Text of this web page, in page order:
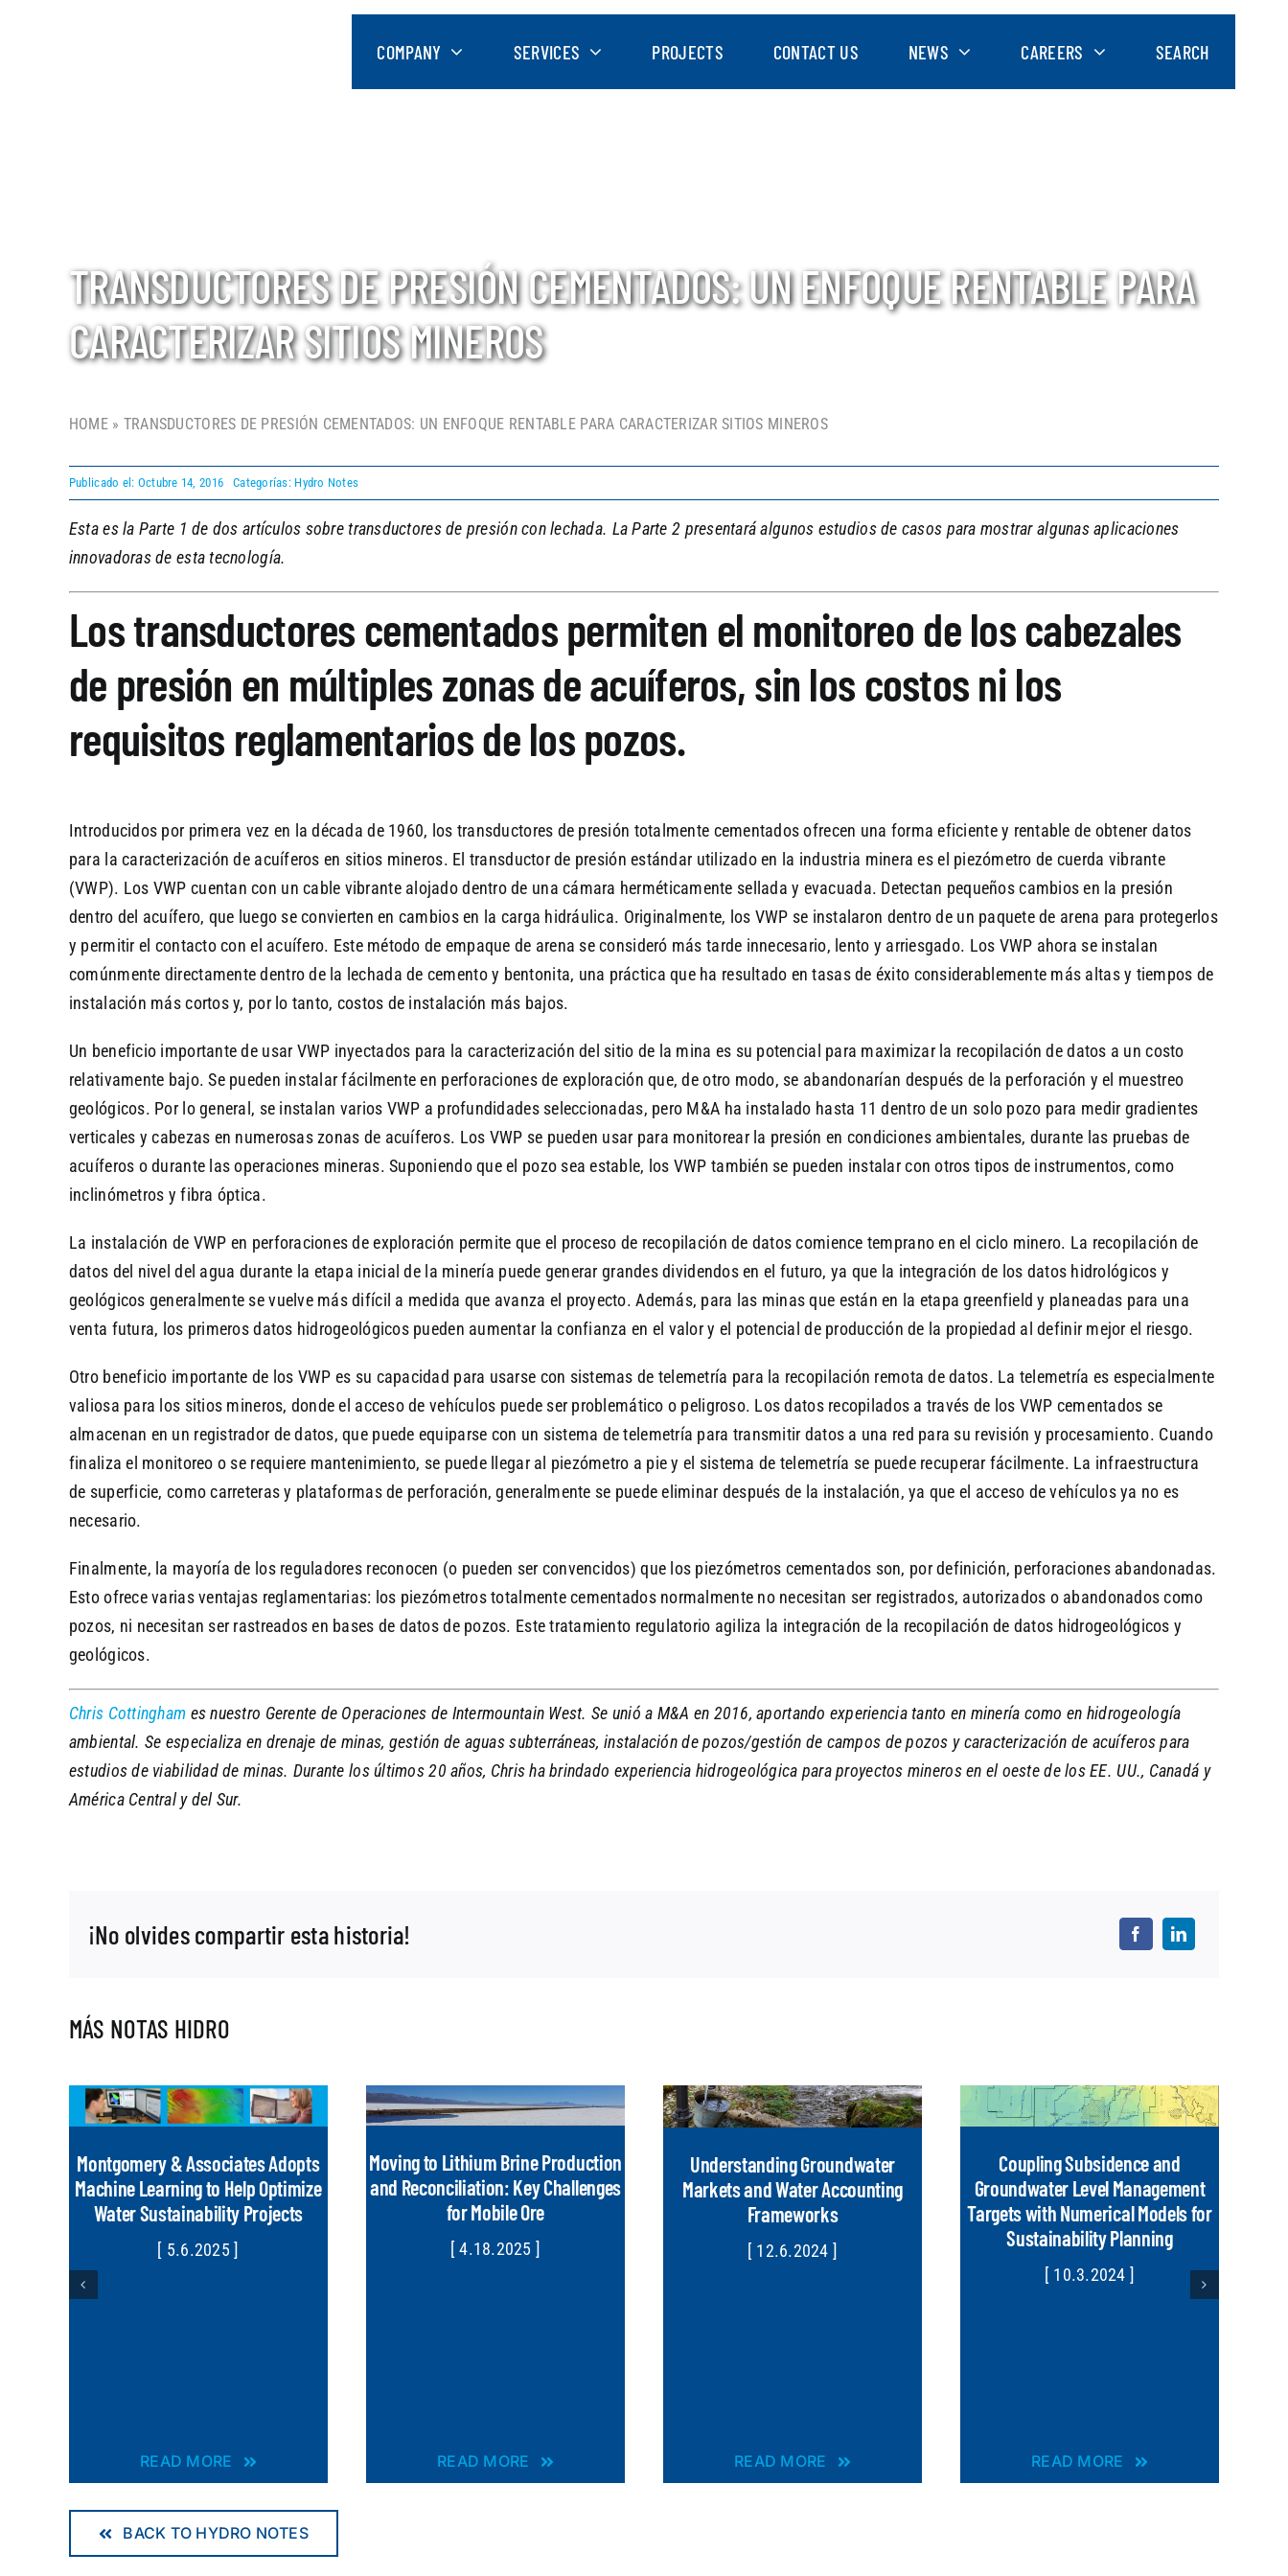
COMPANY SERVICES PROJECTS CONTACT US NEWS CAREERS SEARCH
TRANSDUCTORES DE PRESIÓN CEMENTADOS: UN ENFOQUE RENTABLE PARA
CARACTERIZAR SITIOS MINEROS
HOME » TRANSDUCTORES DE PRESIÓN CEMENTADOS: UN ENFOQUE RENTABLE PARA CARACTERIZAR SITIOS MINEROS
Publicado el: Octubre 14, 2016 Categorías: Hydro Notes
Esta es la Parte 1 de dos artículos sobre transductores de presión con lechada. La Parte 2 presentará algunos estudios de casos para mostrar algunas aplicaciones
innovadoras de esta tecnología.
Los transductores cementados permiten el monitoreo de los cabezales
de presión en múltiples zonas de acuíferos, sin los costos ni los
requisitos reglamentarios de los pozos.
Introducidos por primera vez en la década de 1960, los transductores de presión totalmente cementados ofrecen una forma eficiente y rentable de obtener datos
para la caracterización de acuíferos en sitios mineros. El transductor de presión estándar utilizado en la industria minera es el piezómetro de cuerda vibrante
(VWP). Los VWP cuentan con un cable vibrante alojado dentro de una cámara herméticamente sellada y evacuada. Detectan pequeños cambios en la presión
dentro del acuífero, que luego se convierten en cambios en la carga hidráulica. Originalmente, los VWP se instalaron dentro de un paquete de arena para protegerlos
y permitir el contacto con el acuífero. Este método de empaque de arena se consideró más tarde innecesario, lento y arriesgado. Los VWP ahora se instalan
comúnmente directamente dentro de la lechada de cemento y bentonita, una práctica que ha resultado en tasas de éxito considerablemente más altas y tiempos de
instalación más cortos y, por lo tanto, costos de instalación más bajos.
Un beneficio importante de usar VWP inyectados para la caracterización del sitio de la mina es su potencial para maximizar la recopilación de datos a un costo
relativamente bajo. Se pueden instalar fácilmente en perforaciones de exploración que, de otro modo, se abandonarían después de la perforación y el muestreo
geológicos. Por lo general, se instalan varios VWP a profundidades seleccionadas, pero M&A ha instalado hasta 11 dentro de un solo pozo para medir gradientes
verticales y cabezas en numerosas zonas de acuíferos. Los VWP se pueden usar para monitorear la presión en condiciones ambientales, durante las pruebas de
acuíferos o durante las operaciones mineras. Suponiendo que el pozo sea estable, los VWP también se pueden instalar con otros tipos de instrumentos, como
inclinómetros y fibra óptica.
La instalación de VWP en perforaciones de exploración permite que el proceso de recopilación de datos comience temprano en el ciclo minero. La recopilación de
datos del nivel del agua durante la etapa inicial de la minería puede generar grandes dividendos en el futuro, ya que la integración de los datos hidrológicos y
geológicos generalmente se vuelve más difícil a medida que avanza el proyecto. Además, para las minas que están en la etapa greenfield y planeadas para una
venta futura, los primeros datos hidrogeológicos pueden aumentar la confianza en el valor y el potencial de producción de la propiedad al definir mejor el riesgo.
Otro beneficio importante de los VWP es su capacidad para usarse con sistemas de telemetría para la recopilación remota de datos. La telemetría es especialmente
valiosa para los sitios mineros, donde el acceso de vehículos puede ser problemático o peligroso. Los datos recopilados a través de los VWP cementados se
almacenan en un registrador de datos, que puede equiparse con un sistema de telemetría para transmitir datos a una red para su revisión y procesamiento. Cuando
finaliza el monitoreo o se requiere mantenimiento, se puede llegar al piezómetro a pie y el sistema de telemetría se puede recuperar fácilmente. La infraestructura
de superficie, como carreteras y plataformas de perforación, generalmente se puede eliminar después de la instalación, ya que el acceso de vehículos ya no es
necesario.
Finalmente, la mayoría de los reguladores reconocen (o pueden ser convencidos) que los piezómetros cementados son, por definición, perforaciones abandonadas.
Esto ofrece varias ventajas reglamentarias: los piezómetros totalmente cementados normalmente no necesitan ser registrados, autorizados o abandonados como
pozos, ni necesitan ser rastreados en bases de datos de pozos. Este tratamiento regulatorio agiliza la integración de la recopilación de datos hidrogeológicos y
geológicos.
Chris Cottingham es nuestro Gerente de Operaciones de Intermountain West. Se unió a M&A en 2016, aportando experiencia tanto en minería como en hidrogeología
ambiental. Se especializa en drenaje de minas, gestión de aguas subterráneas, instalación de pozos/gestión de campos de pozos y caracterización de acuíferos para
estudios de viabilidad de minas. Durante los últimos 20 años, Chris ha brindado experiencia hidrogeológica para proyectos mineros en el oeste de los EE. UU., Canadá y
América Central y del Sur.
¡No olvides compartir esta historia!
MÁS NOTAS HIDRO
Montgomery & Associates Adopts
Machine Learning to Help Optimize
Water Sustainability Projects
[ 5.6.2025 ]
READ MORE
Moving to Lithium Brine Production
and Reconciliation: Key Challenges
for Mobile Ore
[ 4.18.2025 ]
READ MORE
Understanding Groundwater
Markets and Water Accounting
Frameworks
[ 12.6.2024 ]
READ MORE
Coupling Subsidence and
Groundwater Level Management
Targets with Numerical Models for
Sustainability Planning
[ 10.3.2024 ]
READ MORE
BACK TO HYDRO NOTES